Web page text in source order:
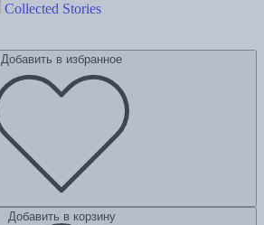
Collected Stories
Добавить в избранное
Добавить в корзину